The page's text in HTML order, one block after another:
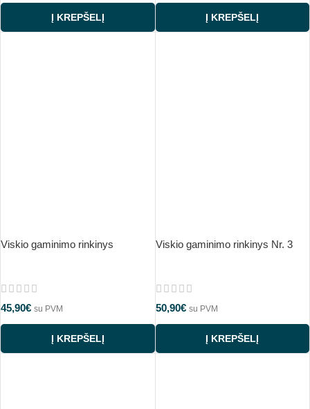
Į KREPŠELĮ Į KREPŠELĮ
Viskio gaminimo rinkinys
45,90€ su PVM
Į KREPŠELĮ
Viskio gaminimo rinkinys Nr. 3
50,90€ su PVM
Į KREPŠELĮ